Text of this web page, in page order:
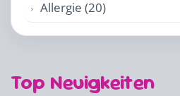
Allergie (20)
Top Neuigkeiten